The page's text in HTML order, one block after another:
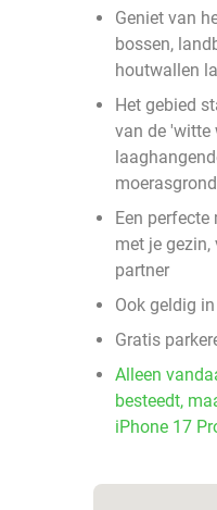
Geniet van
bossen,
houtwallen
Het gebied
van de 'witte
Een
met je
partner
Ook geldig
Gratis
Alleen
besteedt,
iPhone 17